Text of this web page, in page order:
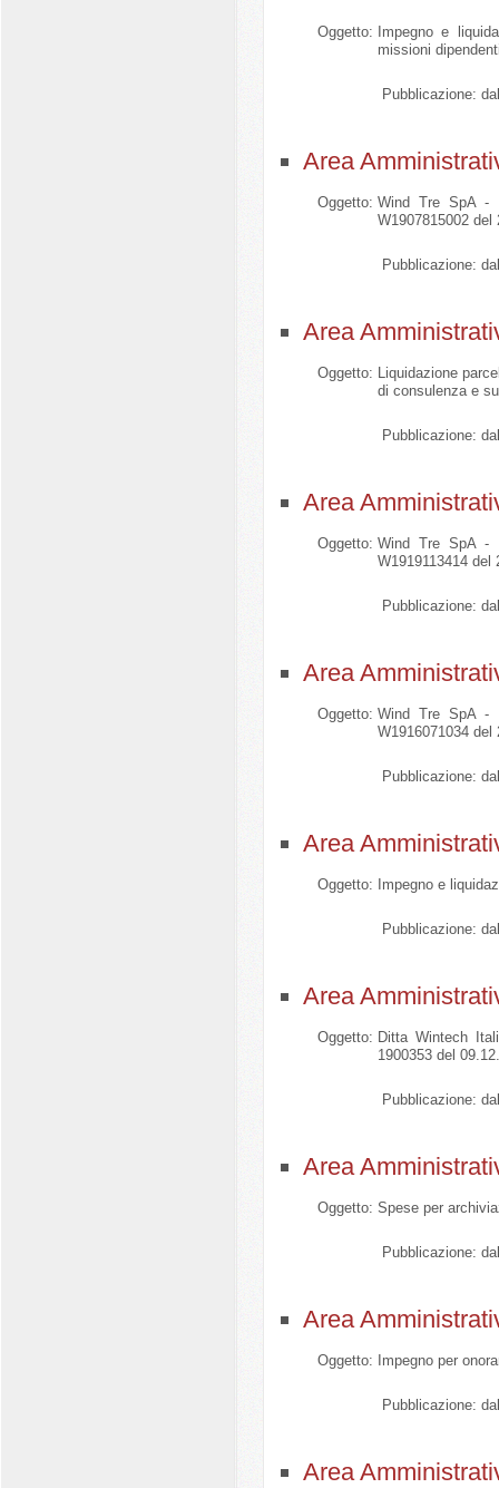
Oggetto:
Impegno e
missioni
Pubblicazione:
Area
Oggetto: Wind Tre SpA -
W1907815002
Pubblicazione:
Area
Oggetto: Liquidazione
di consulenza e
Pubblicazione:
Area
Oggetto: Wind Tre SpA -
W1919113414 del
Pubblicazione:
Area
Oggetto: Wind Tre SpA -
W1916071034
Pubblicazione:
Area
Oggetto: Impegno e
Pubblicazione:
Area
Oggetto: Ditta Wintech
1900353 del
Pubblicazione:
Area
Oggetto: Spese per
Pubblicazione:
Area
Oggetto: Impegno per
Pubblicazione:
Area